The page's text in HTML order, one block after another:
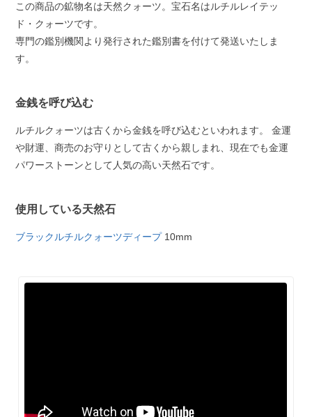
この商品の鉱物名は天然クォーツ。宝石名はルチルレイテッ
ド・クォーツです。
専門の鑑別機関より発行された鑑別書を付けて発送いたしま
す。
金銭を呼び込む
ルチルクォーツは古くから金銭を呼び込むといわれます。 金運
や財運、商売のお守りとして古くから親しまれ、現在でも金運
パワーストーンとして人気の高い天然石です。
使用している天然石
ブラックルチルクォーツディープ10mm